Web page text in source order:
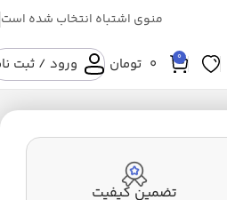
منوی اشتباه انتخاب شده است
0
0 تومان ورود / ثبت
تضمین کیفیت